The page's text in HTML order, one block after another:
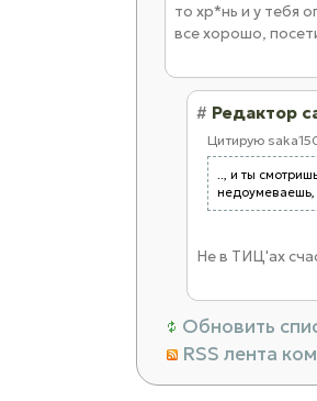
то хр*нь и у тебя
все хорошо,
# Редактор
Цитирую
.., и ты
недоумеваешь,
Не в ТИЦ'ах
Обновить
RSS лента